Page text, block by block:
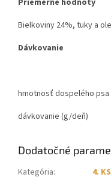
Priemerné hodnoty
Bielkoviny 24%, tuky a
Dávkovanie
hmotnosť dospelého psa
dávkovanie (g/deň)
Dodatočné
Kategória:
4.